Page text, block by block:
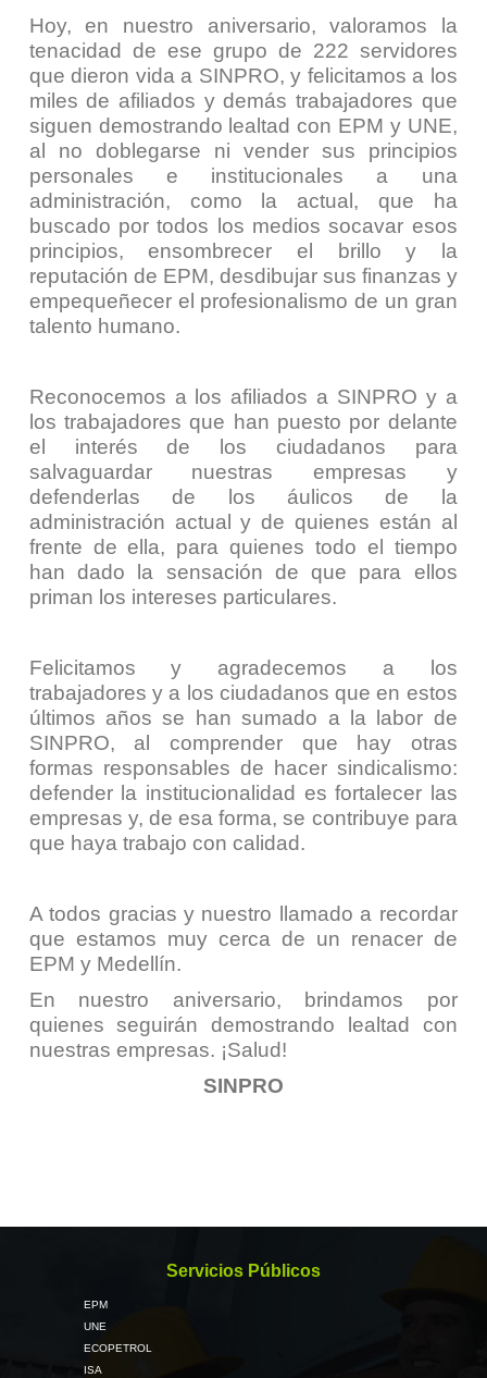
Hoy, en nuestro aniversario, valoramos la
tenacidad de ese grupo de 222 servidores
que dieron vida a SINPRO, y felicitamos a los
miles de afiliados y demás trabajadores que
siguen demostrando lealtad con EPM y UNE,
al no doblegarse ni vender sus principios
personales e institucionales a una
administración, como la actual, que ha
buscado por todos los medios socavar esos
principios, ensombrecer el brillo y la
reputación de EPM, desdibujar sus finanzas y
empequeñecer el profesionalismo de un gran
talento humano.
Reconocemos a los afiliados a SINPRO y a
los trabajadores que han puesto por delante
el interés de los ciudadanos para
salvaguardar nuestras empresas y
defenderlas de los áulicos de la
administración actual y de quienes están al
frente de ella, para quienes todo el tiempo
han dado la sensación de que para ellos
priman los intereses particulares.
Felicitamos y agradecemos a los
trabajadores y a los ciudadanos que en estos
últimos años se han sumado a la labor de
SINPRO, al comprender que hay otras
formas responsables de hacer sindicalismo:
defender la institucionalidad es fortalecer las
empresas y, de esa forma, se contribuye para
que haya trabajo con calidad.
A todos gracias y nuestro llamado a recordar
que estamos muy cerca de un renacer de
EPM y Medellín.
En nuestro aniversario, brindamos por
quienes seguirán demostrando lealtad con
nuestras empresas. ¡Salud!
SINPRO
Servicios Públicos
EPM
UNE
ECOPETROL
ISA